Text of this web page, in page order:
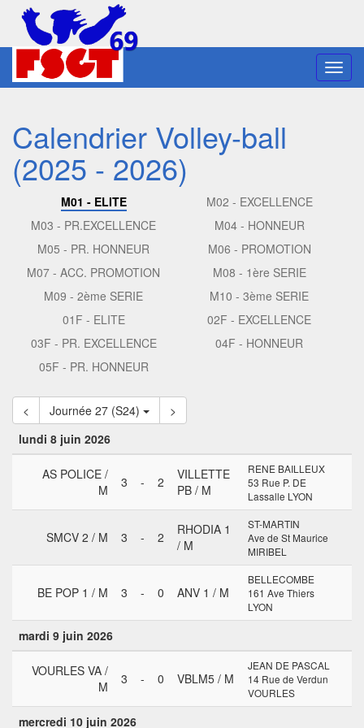
Calendrier Volley-ball
(2025 - 2026)
M01 - ELITE
M02 - EXCELLENCE
M03 - PR.EXCELLENCE
M04 - HONNEUR
M05 - PR. HONNEUR
M06 - PROMOTION
M07 - ACC. PROMOTION
M08 - 1ère SERIE
M09 - 2ème SERIE
M10 - 3ème SERIE
01F - ELITE
02F - EXCELLENCE
03F - PR. EXCELLENCE
04F - HONNEUR
05F - PR. HONNEUR
< Journée 27 (S24)
>
lundi 8 juin 2026
AS POLICE /
M
3 - 2
VILLETTE
PB / M
RENE BAILLEUX
53 Rue P. DE
Lassalle LYON
SMCV 2 / M 3 - 2
RHODIA 1
/ M
ST-MARTIN
Ave de St Maurice
MIRIBEL
BE POP 1 / M 3 - 0 ANV 1 / M
BELLECOMBE
161 Ave Thiers
LYON
mardi 9 juin 2026
VOURLES VA /
M
3 - 0 VBLM5 / M
JEAN DE PASCAL
14 Rue de Verdun
VOURLES
mercredi 10 juin 2026